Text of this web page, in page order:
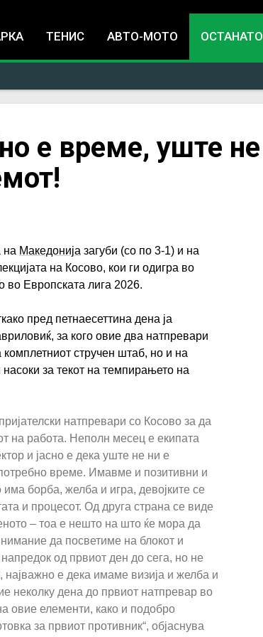
ТЕНИС АВТО-МОТО ОСТАНАТО
е време, уште не
на Македонија загуби (со по 3-1) и на
на Косово, кои ги одигра во
во Европската лига 2026.
пред петнаесеттина дена ја
за кого овие два натпревари
стручен штаб, но и на
за текот на темпирањето на
натпревари со Косово за да
на работа. Неполн месец е екипата
и јасно е дека уште не ни е
време. Имавме и позитивни и
борба, желба и игра, девојките се
и процесот. Од друга страна се виде
– тоа е нешто на што ќе мора да
да посветиме на блокот и
од првиот ден до сега, но не
е дека имаме визија и желба и
неколку дена до првиот натпревар во
овие елементи, како и подобро
за првиот противник“, објаснува